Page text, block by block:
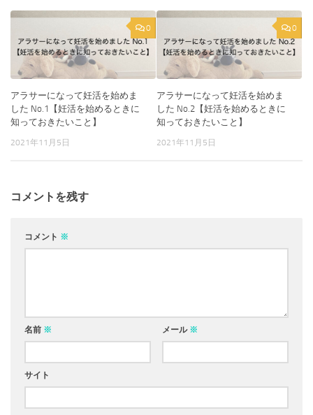
0
アラサーになって妊活を始めま
した No.1【妊活を始めるときに
知っておきたいこと】
2021年11月5日
0
アラサーになって妊活を始めま
した No.2【妊活を始めるときに
知っておきたいこと】
2021年11月5日
コメントを残す
コメント ※
名前 ※ メール ※
サイト